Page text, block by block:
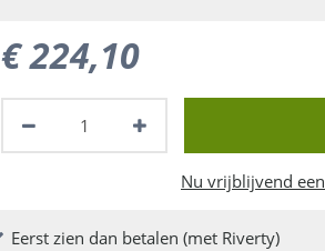
€224,10
Nu vrijblijvend een
Eerst zien dan betalen (met Riverty)